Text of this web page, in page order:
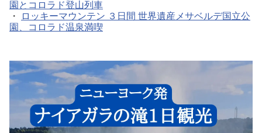
園とコロラド登山列車
・
ロッキーマウンテン ３日間 世界遺産メサベルデ国立公
園、コロラド温泉満喫